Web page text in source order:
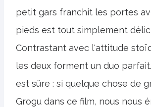
petit gars franchit les portes
pieds est tout simplement
Contrastant avec l'attitude
les deux forment un duo
est sûre : si quelque chose de
Grogu dans ce film, nous nous